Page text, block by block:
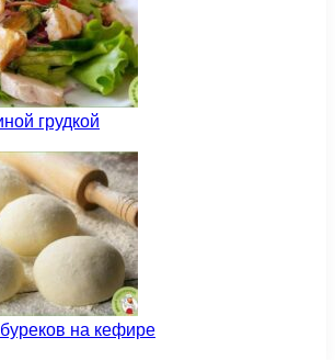
грудкой
на кефире